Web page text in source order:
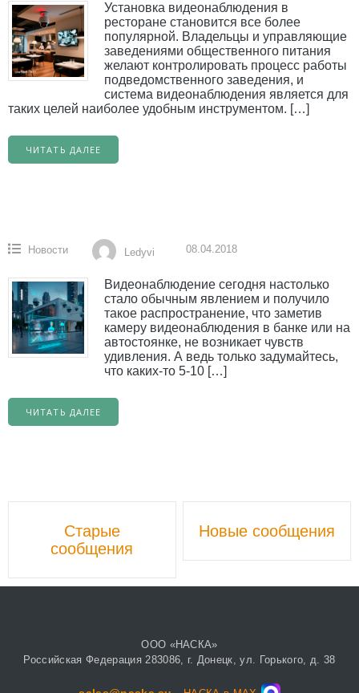
Установка видеонаблюдения в
ресторане становится все более
популярной. Владельцы и управляющие
заведениями общественного питания
желают контролировать процесс работы
подведомственного заведения, и
система видеонаблюдения является для
таких целей наиболее удобным инструментом. […]
ЧИТАТЬ ДАЛЕЕ
Новости Ledyvi 08.04.2018
Видеонаблюдение сегодня настолько
стало обычным явлением и получило
такое распространение, что заметив
камеру видеонаблюдения в банке или на
автостоянке, не возникает чувств
удивления. А ведь только задумайтесь,
что каких-то 5-10 […]
ЧИТАТЬ ДАЛЕЕ
Старые
сообщения
Новые сообщения
ООО «НАСКА»
Российская Федерация 283086, г. Донецк, ул. Горького, д. 38